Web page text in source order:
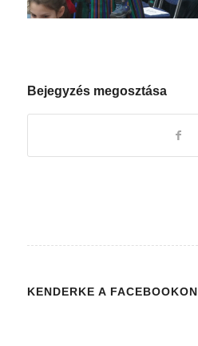
Bejegyzés megosztása
KENDERKE A FACEBOOKON